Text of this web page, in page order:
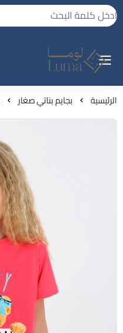
لوما - بجامه واكثر
الرئيسية بجايم بناتي صغار